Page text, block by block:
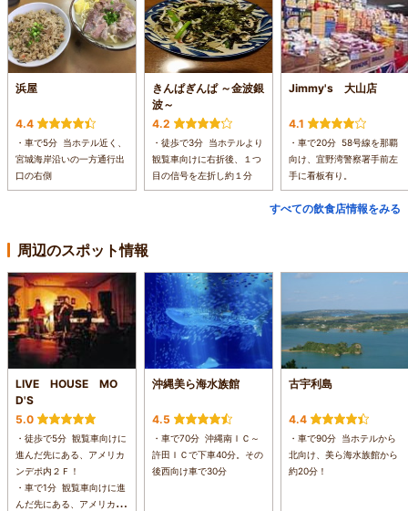
浜屋
4.4
・車で5分 当ホテル近く、
宮城海岸沿いの一方通行出
口の右側
きんぱぎんぱ ～金波銀
波～
4.2
・徒歩で3分 当ホテルより
観覧車向けに右折後、１つ
目の信号を左折し約１分
Jimmy's 大山店
4.1
・車で20分 58号線を那覇
向け、宜野湾警察署手前左
手に看板有り。
すべての飲食店情報をみる
周辺のスポット情報
LIVE HOUSE MO
D'S
5.0
・徒歩で5分 観覧車向けに
進んだ先にある、アメリカ
ンデポ内２Ｆ！
・車で1分 観覧車向けに進
んだ先にある、アメリカン
沖縄美ら海水族館
4.5
・車で70分 沖縄南ＩＣ～
許田ＩＣで下車40分。その
後西向け車で30分
古宇利島
4.4
・車で90分 当ホテルから
北向け、美ら海水族館から
約20分！